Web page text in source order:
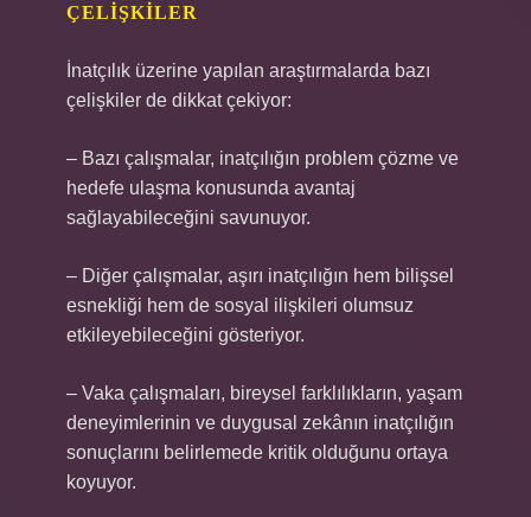
ÇELIŞKILER
İnatçılık üzerine yapılan araştırmalarda bazı
çelişkiler de dikkat çekiyor:
– Bazı çalışmalar, inatçılığın problem çözme ve
hedefe ulaşma konusunda avantaj
sağlayabileceğini savunuyor.
– Diğer çalışmalar, aşırı inatçılığın hem bilişsel
esnekliği hem de sosyal ilişkileri olumsuz
etkileyebileceğini gösteriyor.
– Vaka çalışmaları, bireysel farklılıkların, yaşam
deneyimlerinin ve duygusal zekânın inatçılığın
sonuçlarını belirlemede kritik olduğunu ortaya
koyuyor.